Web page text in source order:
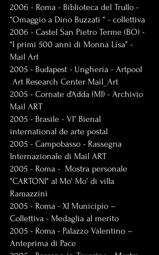
2006 - Roma - Biblioteca del Trullo -
“Omaggio a Dino Buzzati “ - collettiva
2006 - Castel San Pietro Terme (BO) -
“I primi 500 anni di Monna Lisa” -
Mail Art
2005 - Budapest - Ungheria - Artpool
Art Research Center Mail_Art
2005 - Cornate d'Adda (MI) - Archivio
Mail ART
2005 - Brasile - VI° Bienal
international de arte postal
2005 - Campobasso - Rassegna
Internazionale di Mail ART
2005 - Roma - Mostra personale
"CARTONI" al Mo' Mo' di villa
Ramazzini
2005 - Roma - XI Municipio –
Collettiva - Medaglia al merito
2005 - Roma - Palazzo Valentino –
Anteprima di Pace